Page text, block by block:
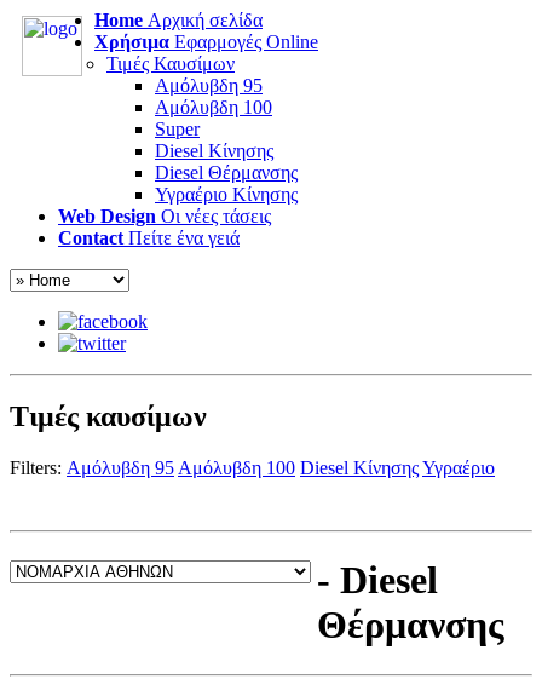
Home Αρχική σελίδα
Χρήσιμα Εφαρμογές Online
Τιμές Καυσίμων
Αμόλυβδη 95
Αμόλυβδη 100
Super
Diesel Κίνησης
Diesel Θέρμανσης
Υγραέριο Κίνησης
Web Design Οι νέες τάσεις
Contact Πείτε ένα γειά
Τιμές καυσίμων
Filters: Αμόλυβδη 95 Αμόλυβδη 100 Diesel ΚίνησηςΥγραέριο
- Diesel
Θέρμανσης